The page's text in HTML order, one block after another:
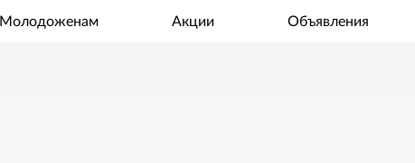
Молодоженам Акции Объявления